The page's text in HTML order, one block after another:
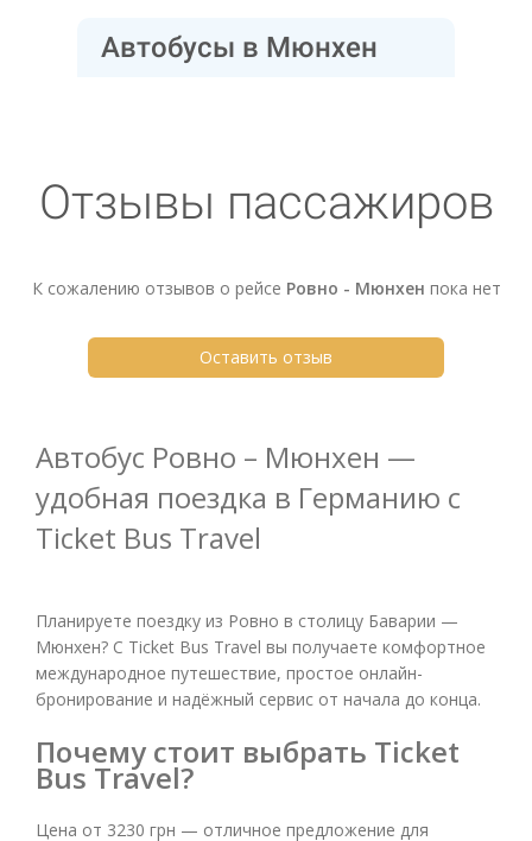
Автобусы в Мюнхен
Отзывы пассажиров
К сожалению отзывов о рейсе Ровно - Мюнхен пока нет
Оставить отзыв
Автобус Ровно – Мюнхен —
удобная поездка в Германию с
Ticket Bus Travel
Планируете поездку из Ровно в столицу Баварии —
Мюнхен? С Ticket Bus Travel вы получаете комфортное
международное путешествие, простое онлайн-
бронирование и надёжный сервис от начала до конца.
Почему стоит выбрать Ticket
Bus Travel?
Цена от 3230 грн — отличное предложение для